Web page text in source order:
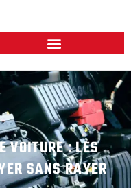
VOITURE : LES
SANS RAYER